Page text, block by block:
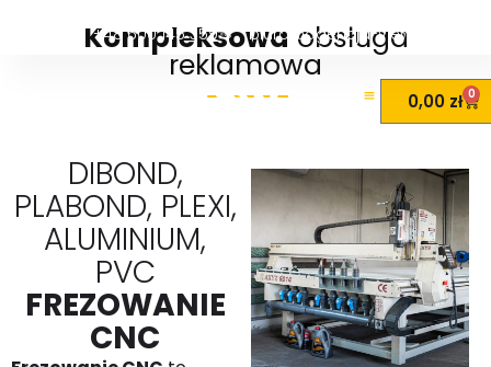
+48 600 145 359
biuro@agencja-view.pl
0,00 zł 0
plexi, aluminium i PVC. Dzięki
nowoczesnym maszynom CNC i
Czytaj dalej
Kompleksowa obsługa
reklamowa
DIBOND,
PLABOND, PLEXI,
ALUMINIUM,
PVC
FREZOWANIE
CNC